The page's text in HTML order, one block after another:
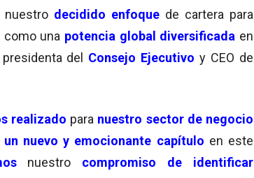
nuestro decidido enfoque de cartera para
como una potencia global diversificada en
presidenta del Consejo Ejecutivo y CEO de
realizado para nuestro sector de negocio
un nuevo y emocionante capítulo en este
nuestro compromiso de identificar